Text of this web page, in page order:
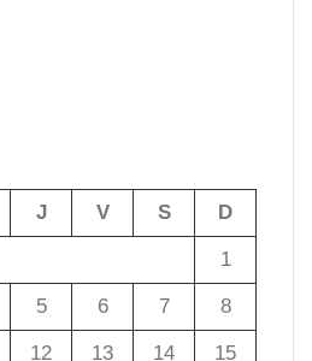
J V S D
1
5 6 7 8
12 13 14 15